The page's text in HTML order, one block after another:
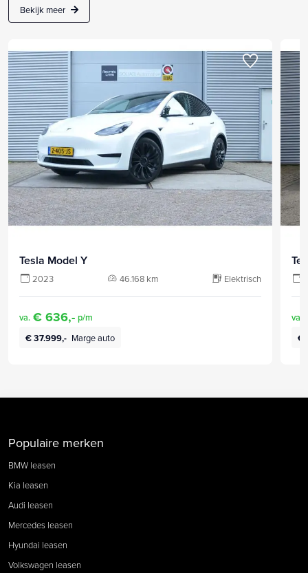
Bekijk meer
Tesla Model Y
2023 46.168 km Elektrisch
va. € 636,- p/m
€ 37.999,- Marge auto
va.
€
Populaire merken
BMW leasen
Kia leasen
Audi leasen
Mercedes leasen
Hyundai leasen
Volkswagen leasen